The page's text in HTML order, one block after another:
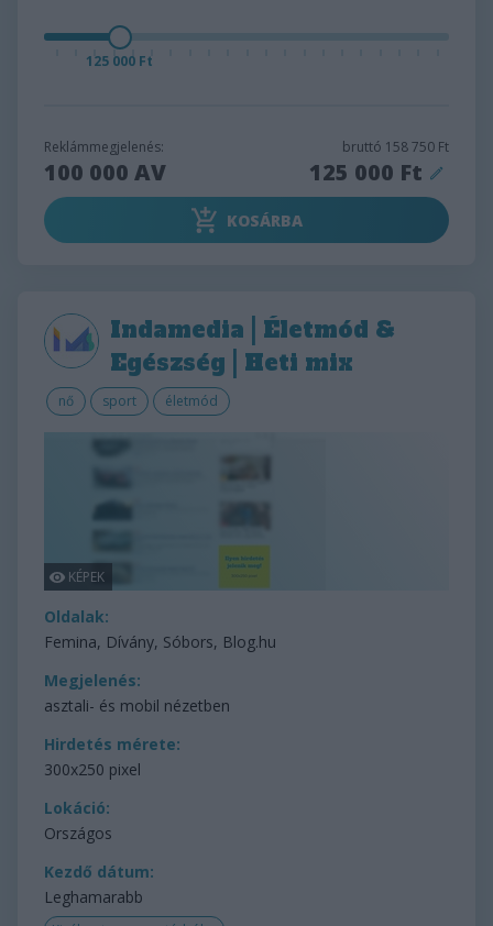
125 000 Ft
Reklámmegjelenés:
100 000 AV
bruttó 158 750 Ft
125 000 Ft
KOSÁRBA
Indamedia | Életmód &
Egészség | Heti mix
nő sport életmód
Oldalak:
Femina, Dívány, Sóbors, Blog.hu
Megjelenés:
asztali- és mobil nézetben
Hirdetés mérete:
300x250 pixel
Lokáció:
Országos
Kezdő dátum:
Leghamarabb